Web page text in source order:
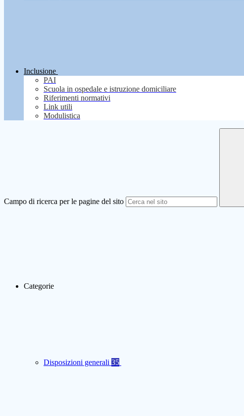
Inclusione
PAI
Scuola in ospedale e istruzione domiciliare
Riferimenti normativi
Link utili
Modulistica
Campo di ricerca per le pagine del sito
Categorie
Disposizioni generali 35